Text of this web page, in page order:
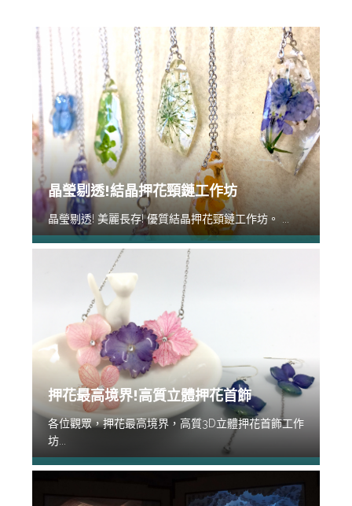
晶瑩剔透!結晶押花頸鏈工作坊
晶瑩剔透! 美麗長存! 優質結晶押花頸鏈工作坊。 ...
押花最高境界!高質立體押花首飾
各位觀眾，押花最高境界，高質3D立體押花首飾工作
坊...